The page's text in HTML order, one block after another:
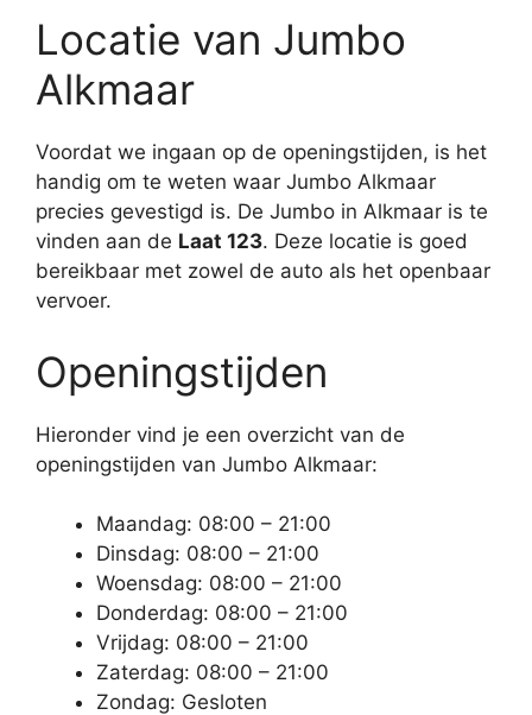
Locatie van Jumbo
Alkmaar
Voordat we ingaan op de openingstijden, is het
handig om te weten waar Jumbo Alkmaar
precies gevestigd is. De Jumbo in Alkmaar is te
vinden aan de Laat 123. Deze locatie is goed
bereikbaar met zowel de auto als het openbaar
vervoer.
Openingstijden
Hieronder vind je een overzicht van de
openingstijden van Jumbo Alkmaar:
Maandag: 08:00 – 21:00
Dinsdag: 08:00 – 21:00
Woensdag: 08:00 – 21:00
Donderdag: 08:00 – 21:00
Vrijdag: 08:00 – 21:00
Zaterdag: 08:00 – 21:00
Zondag: Gesloten